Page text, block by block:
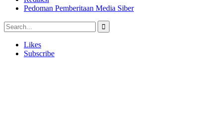
Pedoman Pemberitaan Media Siber
Likes
Subscribe